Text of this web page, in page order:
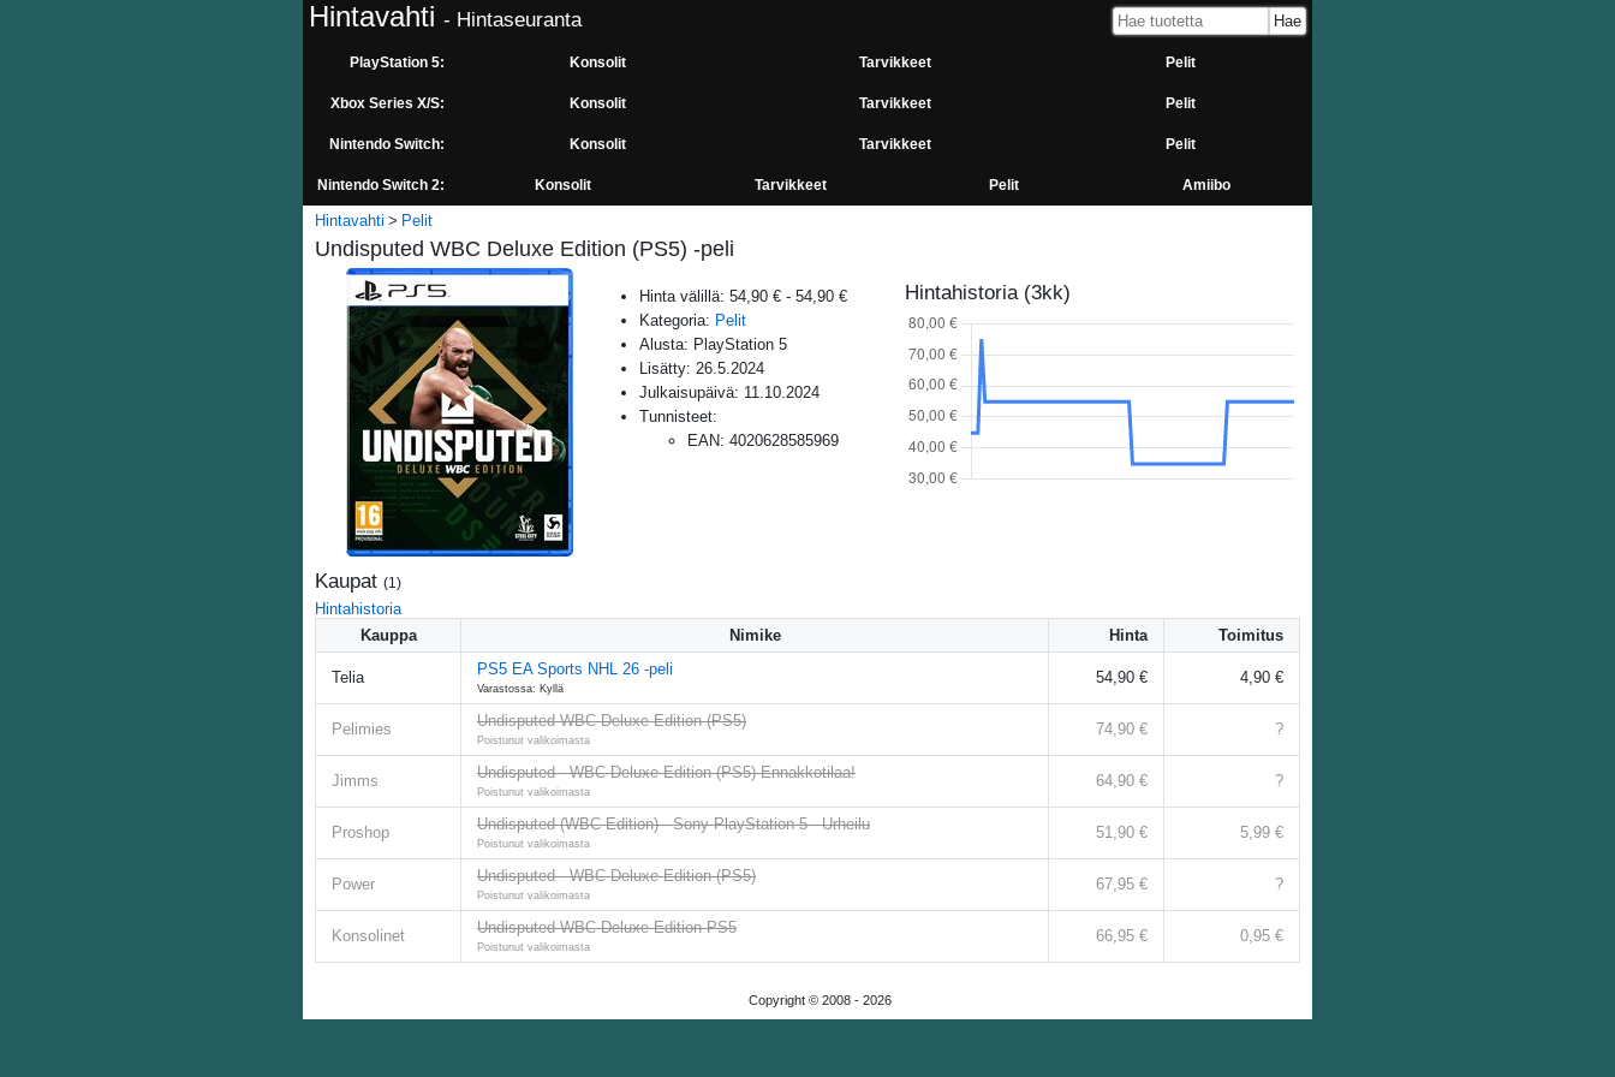
Hintavahti - Hintaseuranta
PlayStation 5: Konsolit Tarvikkeet Pelit
Xbox Series X/S: Konsolit Tarvikkeet Pelit
Nintendo Switch: Konsolit Tarvikkeet Pelit
Nintendo Switch 2: Konsolit Tarvikkeet Pelit Amiibo
Hintavahti Pelit
Undisputed WBC Deluxe Edition (PS5) -peli
Hinta välillä: 54,90 € - 54,90 €
Kategoria: Pelit
Alusta: PlayStation 5
Lisätty: 26.5.2024
Julkaisupäivä: 11.10.2024
Tunnisteet:
EAN: 4020628585969
Hintahistoria (3kk)
Kaupat (1 )
Hintahistoria
Kauppa
Nimike Hinta Toimitus
Telia PS5 EA Sports NHL 26 -peli
Varastossa: Kyllä
54,90 € 4,90 €
Pelimies Undisputed WBC Deluxe Edition (PS5)
Poistunut valikoimasta
74,90 € ?
Jimms Undisputed - WBC Deluxe Edition (PS5) Ennakkotilaa!
Poistunut valikoimasta
64,90 € ?
Proshop Undisputed (WBC Edition) - Sony PlayStation 5 - Urheilu
Poistunut valikoimasta
51,90 € 5,99 €
Power Undisputed - WBC Deluxe Edition (PS5)
Poistunut valikoimasta
67,95 € ?
Konsolinet Undisputed WBC Deluxe Edition PS5
Poistunut valikoimasta
66,95 € 0,95 €
Copyright © 2008 - 2026